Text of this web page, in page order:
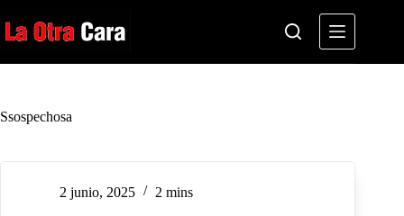
al
contenido
Ssospechosa
2 junio, 2025 2 mins